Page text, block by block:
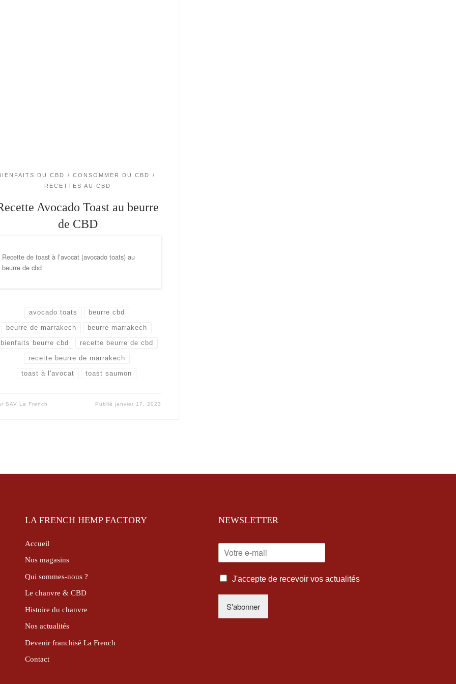
DU CBD
CONSOMMER DU CBD
RECETTES AU CBD
Avocado Toast au beurre
de CBD
Recette de toast à l’avocat (avocado toats) au
beurre de cbd
avocado toats
beurre cbd
beurre de marrakech
beurre marrakech
bienfaits beurre cbd
recette beurre de cbd
recette beurre de marrakech
toast à l'avocat
toast saumon
SAV La French Publié janvier 17, 2023
LA FRENCH HEMP FACTORY
Accueil
Nos magasins
Qui sommes-nous ?
Le chanvre & CBD
Histoire du chanvre
Nos actualités
Devenir franchisé La French
Contact
NEWSLETTER
A
F
R
J'accepte de recevoir vos actualités
S'abonner